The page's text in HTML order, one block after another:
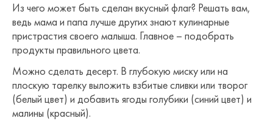
Из чего может быть сделан вкусный флаг? Решать вам,
ведь мама и папа лучше других знают кулинарные
пристрастия своего малыша. Главное – подобрать
продукты правильного цвета.
Можно сделать десерт. В глубокую миску или на
плоскую тарелку выложить взбитые сливки или творог
(белый цвет) и добавить ягоды голубики (синий цвет) и
малины (красный).